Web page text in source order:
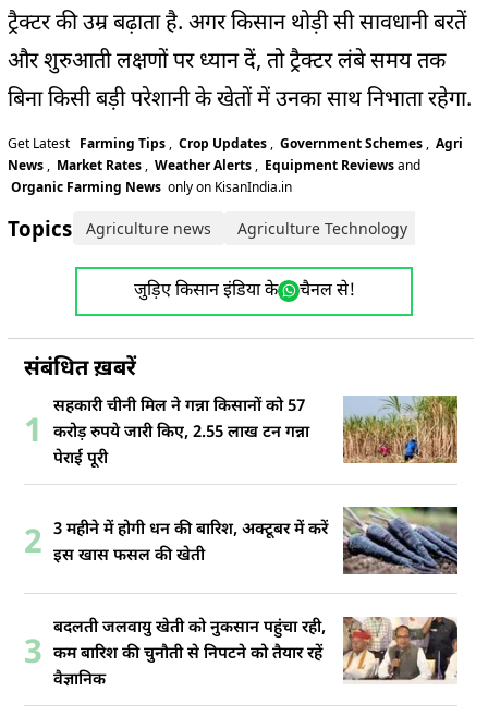
ट्रैक्टर की उम्र बढ़ाता है. अगर किसान थोड़ी सी सावधानी बरतें
और शुरुआती लक्षणों पर ध्यान दें, तो ट्रैक्टर लंबे समय तक
बिना किसी बड़ी परेशानी के खेतों में उनका साथ निभाता रहेगा.
Get Latest Farming Tips , Crop Updates , Government Schemes , Agri
News , Market Rates , Weather Alerts , Equipment Reviewsand
Organic Farming News only on KisanIndia.in
Topics: Agriculture news Agriculture Technology
जुड़िए किसान इंडिया के चैनल से!
संबंधित ख़बरें
1
सहकारी चीनी मिल ने गन्ना किसानों को 57
करोड़ रुपये जारी किए, 2.55 लाख टन गन्ना
पेराई पूरी
2 3 महीने में होगी धन की बारिश, अक्टूबर में करें
इस खास फसल की खेती
3
बदलती जलवायु खेती को नुकसान पहुंचा रही,
कम बारिश की चुनौती से निपटने को तैयार रहें
वैज्ञानिक